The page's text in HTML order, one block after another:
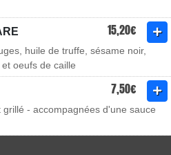
15,20€
huile de truffe, sésame noir,
oeufs de caille
7,50€
- accompagnées d'une sauce